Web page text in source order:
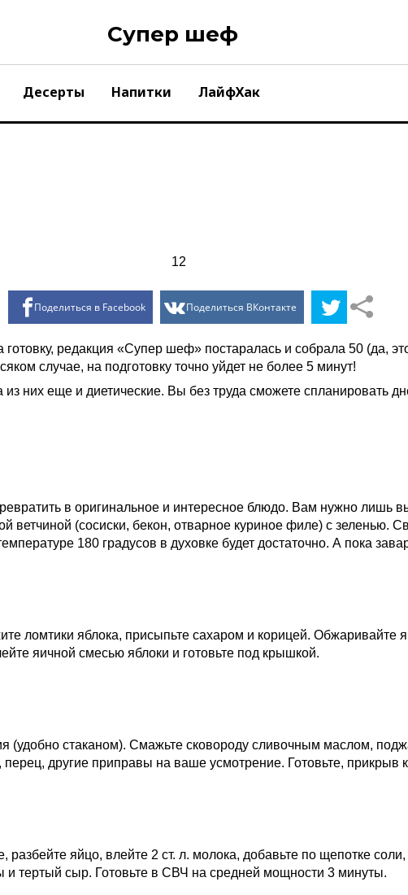
Супер шеф
Десерты Напитки ЛайфХак
Поделиться в Facebook Поделиться ВКонтакте
редакция «Супер шеф» постаралась и собрала 50 (да,
случае, на подготовку точно уйдет не более 5 минут!
них еще и диетические. Вы без труда сможете спланировать
в оригинальное и интересное блюдо. Вам нужно лишь
ветчиной (сосиски, бекон, отварное куриное филе) с зеленью.
180 градусов в духовке будет достаточно. А пока
ломтики яблока, присыпьте сахаром и корицей. Обжаривайте
яичной смесью яблоки и готовьте под крышкой.
(удобно стаканом). Смажьте сковороду сливочным маслом,
перец, другие приправы на ваше усмотрение. Готовьте, прикрыв
разбейте яйцо, влейте 2 ст. л. молока, добавьте по щепотке
и тертый сыр. Готовьте в СВЧ на средней мощности 3 минуты.